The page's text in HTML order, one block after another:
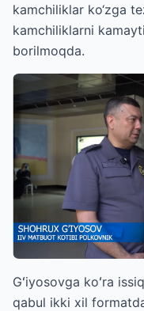
kamchiliklar ko‘zga
kamchiliklarni
borilmoqda.
Gʻiyosovga koʻra
qabul ikki xil